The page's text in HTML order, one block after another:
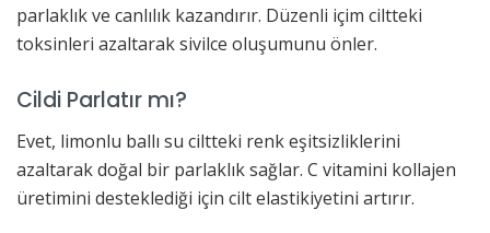
parlaklık ve canlılık kazandırır. Düzenli içim ciltteki
toksinleri azaltarak sivilce oluşumunu önler.
Cildi Parlatır mı?
Evet, limonlu ballı su ciltteki renk eşitsizliklerini
azaltarak doğal bir parlaklık sağlar. C vitamini kollajen
üretimini desteklediği için cilt elastikiyetini artırır.